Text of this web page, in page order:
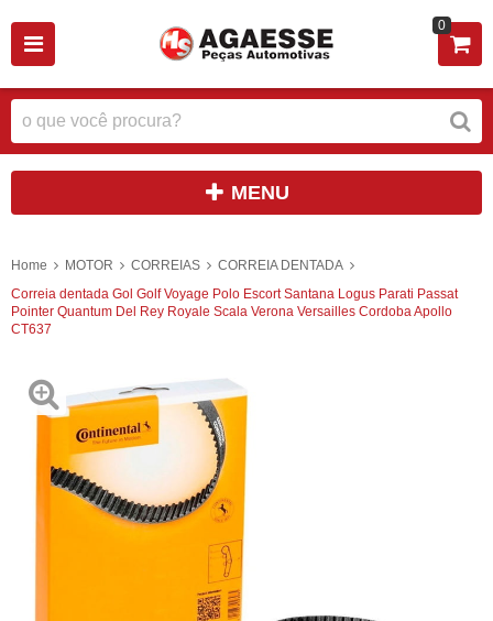
0
MENU
Home MOTOR CORREIAS
CORREIA DENTADA
Correia dentada Gol Golf Voyage Polo Escort Santana Logus Parati Passat
Pointer Quantum Del Rey Royale Scala Verona Versailles Cordoba Apollo
CT637